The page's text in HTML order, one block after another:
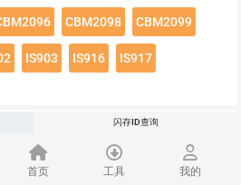
首页 工具 我的
CBM2098 CBM2099
IS903 IS916 IS917
查看该闪存速度详情
闪存ID查询